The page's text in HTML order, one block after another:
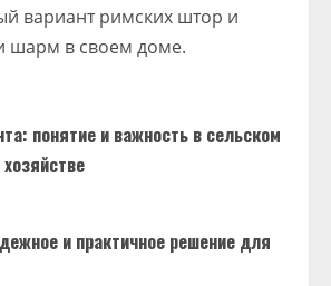
вариант римских штор и
шарм в своем доме.
понятие и важность в сельском
и практичное решение для